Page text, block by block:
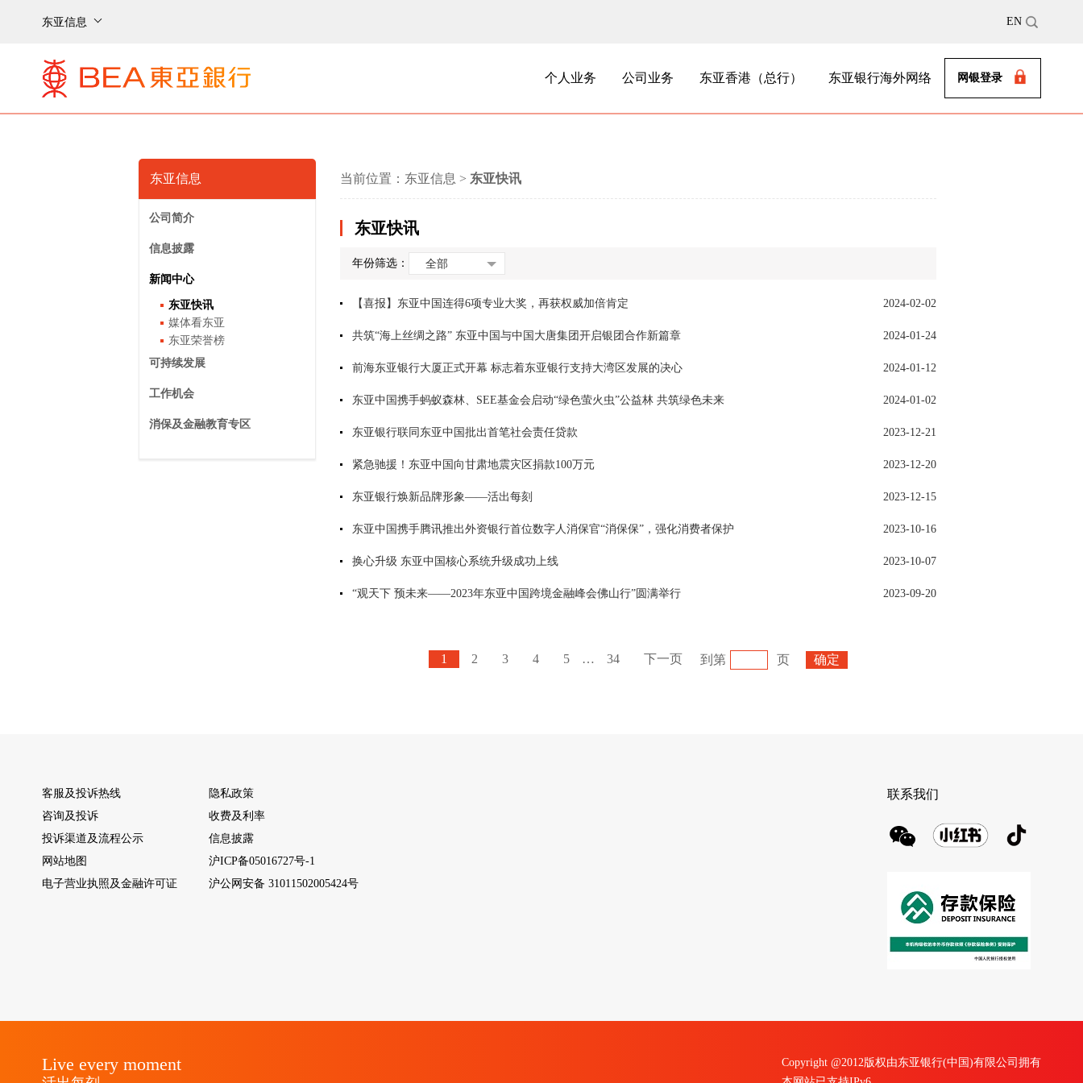
东亚信息 EN
个人业务 公司业务 东亚香港（总行） 东亚银行海外网络 网银登录
东亚信息
公司简介
信息披露
新闻中心
东亚快讯
媒体看东亚
东亚荣誉榜
可持续发展
工作机会
消保及金融教育专区
当前位置： 东亚信息 > 东亚快讯
东亚快讯
年份筛选： 全部
【喜报】东亚中国连得6项专业大奖，再获权威加倍肯定 2024-02-02
共筑“海上丝绸之路” 东亚中国与中国大唐集团开启银团合作新篇章 2024-01-24
前海东亚银行大厦正式开幕 标志着东亚银行支持大湾区发展的决心 2024-01-12
东亚中国携手蚂蚁森林、SEE基金会启动“绿色萤火虫”公益林 共筑绿色未来 2024-01-02
东亚银行联同东亚中国批出首笔社会责任贷款 2023-12-21
紧急驰援！东亚中国向甘肃地震灾区捐款100万元 2023-12-20
东亚银行焕新品牌形象——活出每刻 2023-12-15
东亚中国携手腾讯推出外资银行首位数字人消保官“消保保”，强化消费者保护 2023-10-16
换心升级 东亚中国核心系统升级成功上线 2023-10-07
“观天下 预未来——2023年东亚中国跨境金融峰会佛山行”圆满举行 2023-09-20
1 2 3 4 5 … 34 下一页 到第 页 确定
客服及投诉热线
咨询及投诉
投诉渠道及流程公示
网站地图
电子营业执照及金融许可证
隐私政策
收费及利率
信息披露
沪ICP备05016727号-1
沪公网安备 31011502005424号
联系我们
Live every moment
Copyright @2012版权由东亚银行(中国)有限公司拥有